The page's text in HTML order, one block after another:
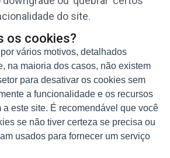
do site.
os cookies?
vários motivos, detalhados
na maioria dos casos, não existem
para desativar os cookies sem
a funcionalidade e os recursos
este site. É recomendável que você
se não tiver certeza se precisa ou
usados para fornecer um serviço